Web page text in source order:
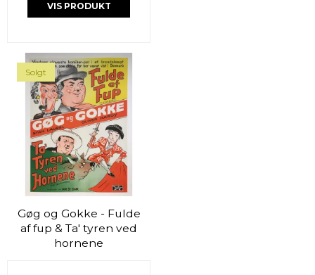
VIS PRODUKT
Solgt
Gøg og Gokke - Fulde
af fup & Ta' tyren ved
hornene